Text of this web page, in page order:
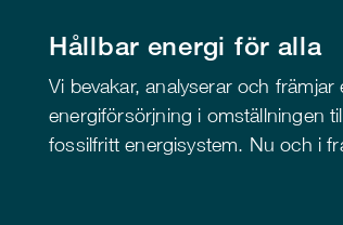
Hållbar energi för alla
Vi bevakar, analyserar och främjar
energiförsörjning i omställningen
fossilfritt energisystem. Nu och i